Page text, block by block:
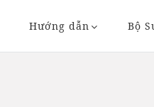
Hướng dẫn Bộ